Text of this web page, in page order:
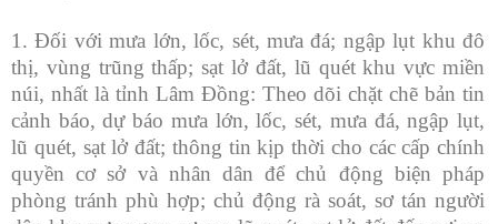
1. Đối với mưa lớn, lốc, sét, mưa đá; ngập lụt khu đô
thị, vùng trũng thấp; sạt lở đất, lũ quét khu vực miền
núi, nhất là tỉnh Lâm Đồng: Theo dõi chặt chẽ bản tin
cảnh báo, dự báo mưa lớn, lốc, sét, mưa đá, ngập lụt,
lũ quét, sạt lở đất; thông tin kịp thời cho các cấp chính
quyền cơ sở và nhân dân để chủ động biện pháp
phòng tránh phù hợp; chủ động rà soát, sơ tán người